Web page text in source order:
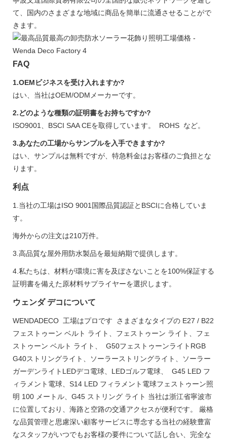
て、国内のさまざまな地域に商品を簡単に流通させることがで
きます。
FAQ
1.OEMビジネスを受け入れますか?
はい、当社はOEM/ODMメーカーです。
2.どのような種類の証明書をお持ちですか?
ISO9001、BSCI SAA CEを取得しています。 ROHS など。
3.あなたの工場からサンプルを入手できますか?
はい、サンプルは無料ですが、特急料金はお客様のご負担とな
ります。
利点
1.当社の工場はISO 9001国際品質認証とBSCIに合格していま
す。
海外からの注文は210万件。
3.高品質な屋外用防水製品を最短納期で提供します。
4.私たちは、材料が環境に害を及ぼさないことを100%保証する
証明書を備えた原材料サプライヤーを選択します。
ウェンダ デコについて
WENDADECO 工場はプロです さまざまなタイプの E27 / B22
フェストゥーン ベルト ライト、フェストゥーン ライト、フェ
ストゥーン ベルト ライト、 G50フェストゥーンライトRGB
G40ストリングライト、ソーラーストリングライト、ソーラー
ガーデンライトLEDデコ電球、LEDゴルフ電球、 G45 LED フ
ィラメント電球、S14 LED フィラメント電球フェストゥーン照
明 100 メートル、G45 ストリング ライト 当社は浙江省寧波市
に位置しており、海路と空路の交通アクセスが便利です。 厳格
な品質管理と思慮深い顧客サービスに専念する当社の経験豊富
なスタッフがいつでもお客様の要件について話し合い、完全な